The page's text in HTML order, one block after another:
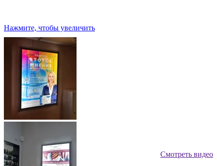
Смотреть видео
Нажмите, чтобы увеличить